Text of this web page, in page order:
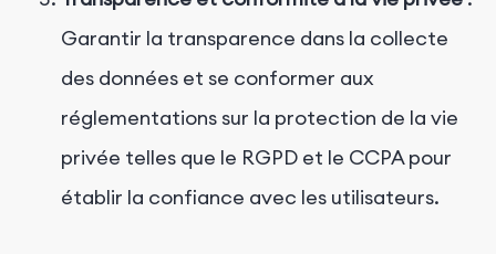
Garantir la transparence dans la collecte
des données et se conformer aux
réglementations sur la protection de la vie
privée telles que le RGPD et le CCPA pour
établir la confiance avec les utilisateurs.